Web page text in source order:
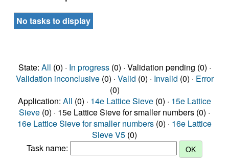
No tasks to display
State: All (0) · In progress(0) · Validation pending (0) ·
Validation inconclusive(0) · Valid (0) · Invalid (0) · Error
(0)
Application: All (0) · 14e Lattice Sieve (0) · 15e Lattice
Sieve (0) · 15e Lattice Sieve for smaller numbers (0) ·
16e Lattice Sieve for smaller numbers (0) · 16e Lattice
Sieve V5 (0)
Task name: